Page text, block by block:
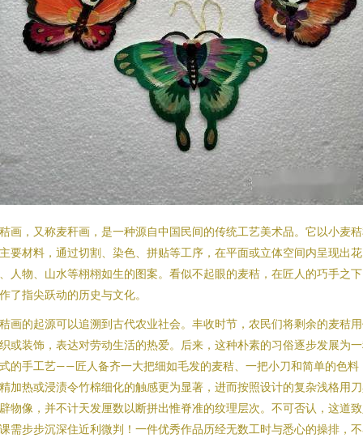
画，又称麦秆画，是一种源自中国民间的传统工艺美术品。它以小麦
要材料，通过切割、染色、拼贴等工序，在平面或立体空间内呈现出花
人物、山水等栩栩如生的图案。看似不起眼的麦秸，在匠人的巧手之
了指尖跃动的历史与文化。
画的起源可以追溯到古代农业社会。丰收时节，农民们将剩余的麦秸
或装饰，表达对劳动生活的热爱。后来，这种朴素的习俗逐步发展为
的手工艺——匠人备齐一大把细如毛发的麦秸、一把小刀和简单的色料
加热或浸渍令竹棉细化的触感更为显著，进而按照设计的复杂浅格用
物像，并不计天发厘数以断拼出惟脊准的纹理层次。 不可否认，这道
需步步沉深住近利微判！一件优秀作品历经无数工时与悉心的操排，